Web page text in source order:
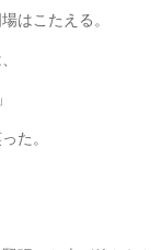
はこたえる。
た。